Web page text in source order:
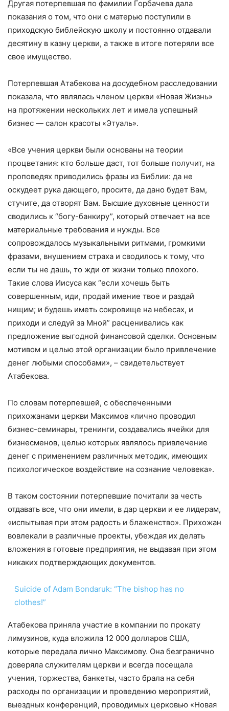
Другая потерпевшая по фамилии Горбачева дала
показания о том, что они с матерью поступили в
приходскую библейскую школу и постоянно отдавали
десятину в казну церкви, а также в итоге потеряли все
свое имущество.
Потерпевшая Атабекова на досудебном расследовании
показала, что являлась членом церкви «Новая Жизнь»
на протяжении нескольких лет и имела успешный
бизнес — салон красоты «Этуаль».
«Все учения церкви были основаны на теории
процветания: кто больше даст, тот больше получит, на
проповедях приводились фразы из Библии: да не
оскудеет рука дающего, просите, да дано будет Вам,
стучите, да отворят Вам. Высшие духовные ценности
сводились к “богу-банкиру”, который отвечает на все
материальные требования и нужды. Все
сопровождалось музыкальными ритмами, громкими
фразами, внушением страха и сводилось к тому, что
если ты не дашь, то жди от жизни только плохого.
Такие слова Иисуса как “если хочешь быть
совершенным, иди, продай имение твое и раздай
нищим; и будешь иметь сокровище на небесах, и
приходи и следуй за Мной” расценивались как
предложение выгодной финансовой сделки. Основным
мотивом и целью этой организации было привлечение
денег любыми способами», – свидетельствует
Атабекова.
По словам потерпевшей, с обеспеченными
прихожанами церкви Максимов «лично проводил
бизнес-семинары, тренинги, создавались ячейки для
бизнесменов, целью которых являлось привлечение
денег с применением различных методик, имеющих
психологическое воздействие на сознание человека».
В таком состоянии потерпевшие почитали за честь
отдавать все, что они имели, в дар церкви и ее лидерам,
«испытывая при этом радость и блаженство». Прихожан
вовлекали в различные проекты, убеждая их делать
вложения в готовые предприятия, не выдавая при этом
никаких подтверждающих документов.
Suicide of Adam Bondaruk: “The bishop has no
clothes!”
Атабекова приняла участие в компании по прокату
лимузинов, куда вложила 12 000 долларов США,
которые передала лично Максимову. Она безгранично
доверяла служителям церкви и всегда посещала
учения, торжества, банкеты, часто брала на себя
расходы по организации и проведению мероприятий,
выездных конференций, проводимых церковью «Новая